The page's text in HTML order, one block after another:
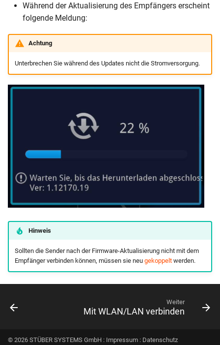
Während der Aktualisierung des Empfängers erscheint
folgende Meldung:
Achtung
Unterbrechen Sie während des Updates nicht die Stromversorgung.
Hinweis
Sollten die Sender nach der Firmware-Aktualisierung nicht mit dem
Empfänger verbinden können, müssen sie neu gekoppeltwerden.
Weiter
Mit WLAN/LAN verbinden
© 2026 STÜBER SYSTEMS GmbH : Impressum : Datenschutz